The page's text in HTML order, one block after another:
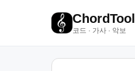
ChordTool
코드 · 가사 · 악보